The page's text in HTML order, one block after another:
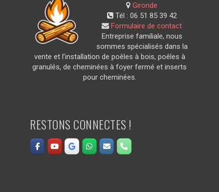
Gironde
Tél : 06 51 85 39 42
Formulaire de contact
Entreprise familiale, nous
sommes spécialisés dans la
vente et l’installation de poêles à bois, poêles à
granulés, de cheminées à foyer fermé et inserts
pour cheminées.
RESTONS CONNECTES !